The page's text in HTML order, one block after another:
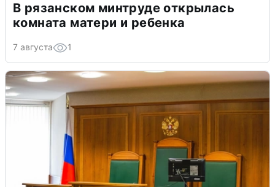
В рязанском минтруде открылась
комната матери и ребенка
7 августа 1